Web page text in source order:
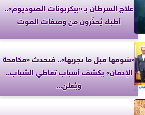
علاج السرطان بـ «بيكربونات الصوديوم»..
أطباء يُحذّرون من وصفات الموت
«شوفها قبل ما تجربها».. مُتحدث «مكافحة
الإدمان» يكشف أسباب تعاطي الشباب..
ويُعلن...